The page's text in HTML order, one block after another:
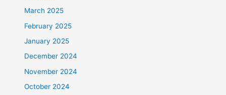
March 2025
February 2025
January 2025
December 2024
November 2024
October 2024